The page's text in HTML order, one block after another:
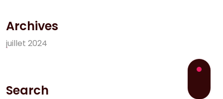
Archives
juillet 2024
Search